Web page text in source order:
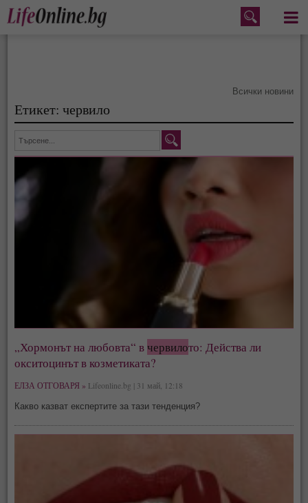
Меню
Всички новини
Етикет: червило
„Хормонът на любовта“ вчервилото: Действа ли
окситоцинът в козметиката?
ЕЛЗА ОТГОВАРЯ » Lifeonline.bg | 31 май, 12:18
Какво казват експертите за тази тенденция?